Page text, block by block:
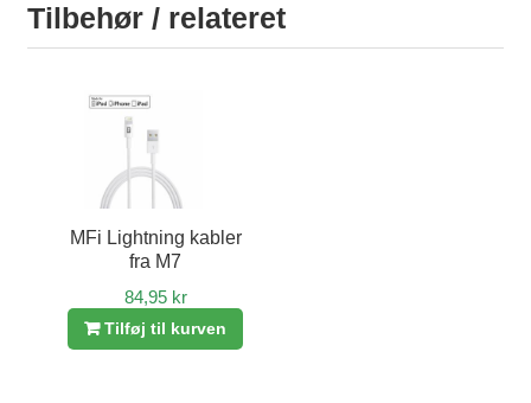
Tilbehør / relateret
MFi Lightning kabler
fra M7
84,95 kr
Tilføj til kurven